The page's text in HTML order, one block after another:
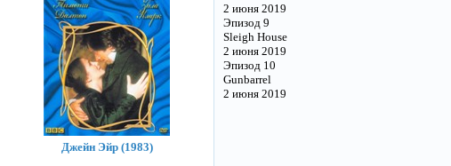
2 июня 2019
Эпизод 9
Sleigh House
2 июня 2019
Эпизод 10
Gunbarrel
2 июня 2019
Джейн Эйр (1983)